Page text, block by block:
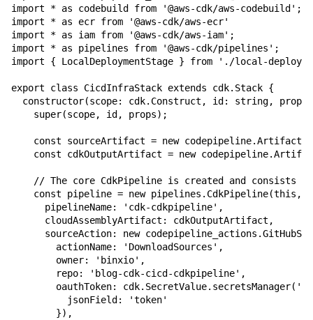
import * as codebuild from '@aws-cdk/aws-codebuild';
import * as ecr from '@aws-cdk/aws-ecr'
import * as iam from '@aws-cdk/aws-iam';
import * as pipelines from '@aws-cdk/pipelines';
import { LocalDeploymentStage } from './local-
export class CicdInfraStack extends cdk.Stack {
constructor(scope: cdk.Construct, id: string,
    super(scope, id, props);
const sourceArtifact = new
const cdkOutputArtifact = new
// The core CdkPipeline is created and consists
const pipeline = new pipelines.CdkPipeline(this,
      pipelineName: 'cdk-cdkpipeline',
      cloudAssemblyArtifact: cdkOutputArtifact,
sourceAction: new
        actionName: 'DownloadSources',
        owner: 'binxio',
        repo: 'blog-cdk-cicd-cdkpipeline',
oauthToken: cdk.SecretValue.secretsManager('/
          jsonField: 'token'
        }),